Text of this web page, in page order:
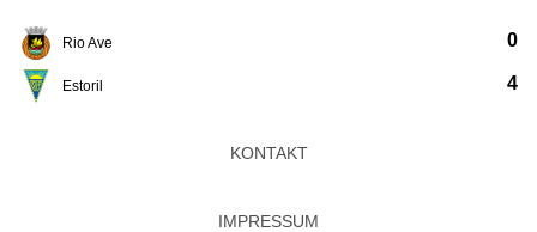
Rio Ave
Estoril
0
4
KONTAKT
IMPRESSUM